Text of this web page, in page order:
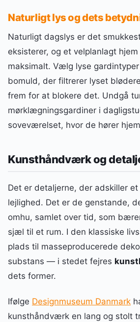
Naturligt lys og dets
Naturligt dagslys er det
eksisterer, og et velplanlagt
maksimalt. Vælg lyse
bomuld, der filtrerer lyset
frem for at blokere det. Undgå
mørklægningsgardiner i
soveværelset, hvor de hører
Kunsthåndværk og
Det er detaljerne, der adskiller
lejlighed. Det er de genstande,
omhu, samlet over tid, som
sjæl til et rum. I den klassiske
plads til masseproducerede
substans — i stedet fejres
dets former.
Ifølge Designmuseum Danmark
kunsthåndværk en lang og stolt